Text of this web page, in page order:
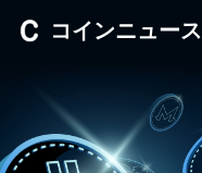
コインニュース